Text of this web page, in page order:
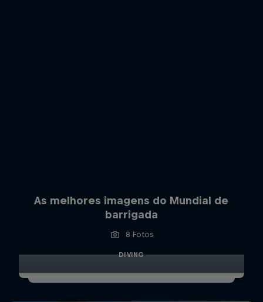
As melhores imagens do Mundial de
barrigada
8 Fotos
DIVING